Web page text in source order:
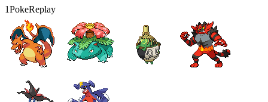
1PokeReplay